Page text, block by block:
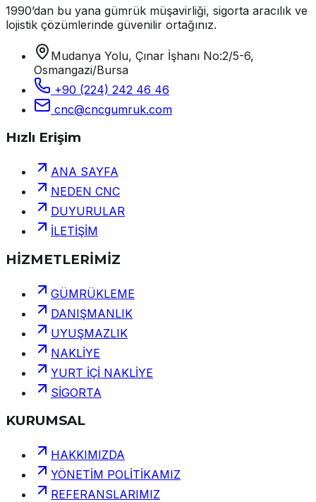
1990’dan bu yana gümrük müşavirliği, sigorta aracılık ve
lojistik çözümlerinde güvenilir ortağınız.
Mudanya Yolu, Çınar İşhanı No:2/5-6,
Osmangazi/Bursa
+90 (224) 242 46 46
cnc@cncgumruk.com
Hızlı Erişim
ANA SAYFA
NEDEN CNC
DUYURULAR
İLETİŞİM
HİZMETLERİMİZ
GÜMRÜKLEME
DANIŞMANLIK
UYUŞMAZLIK
NAKLİYE
YURT İÇİ NAKLİYE
SİGORTA
KURUMSAL
HAKKIMIZDA
YÖNETİM POLİTİKAMIZ
REFERANSLARIMIZ